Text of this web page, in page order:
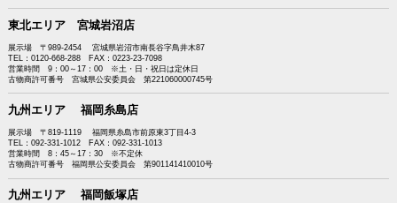
東北エリア 宮城岩沼店
展示場 〒989-2454 宮城県岩沼市南長谷字鳥井木87
TEL：0120-668-288 FAX：0223-23-7098
営業時間 9：00～17：00 ※土・日・祝日は定休日
古物商許可番号 宮城県公安委員会 第221060000745号
九州エリア 福岡糸島店
展示場 〒819-1119 福岡県糸島市前原東3丁目4-3
TEL：092-331-1012 FAX：092-331-1013
営業時間 8：45～17：30 ※不定休
古物商許可番号 福岡県公安委員会 第901141410010号
九州エリア 福岡飯塚店